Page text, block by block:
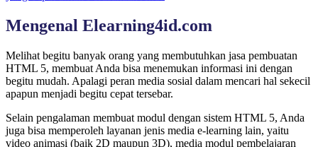
Mengenal Elearning4id.com
Melihat begitu banyak orang yang membutuhkan jasa pembuatan
HTML 5, membuat Anda bisa menemukan informasi ini dengan
begitu mudah. Apalagi peran media sosial dalam mencari hal sekecil
apapun menjadi begitu cepat tersebar.
Selain pengalaman membuat modul dengan sistem HTML 5, Anda
juga bisa memperoleh layanan jenis media e-learning lain, yaitu
video animasi (baik 2D maupun 3D), media modul pembelajaran